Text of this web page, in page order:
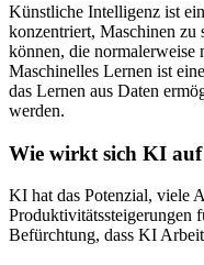
Künstliche Intelligenz ist
konzentriert, Maschinen zu
können, die normalerweise
Maschinelles Lernen ist
das Lernen aus Daten
werden.
Wie wirkt sich KI auf
KI hat das Potenzial, viele
Produktivitätssteigerungen
Befürchtung, dass KI